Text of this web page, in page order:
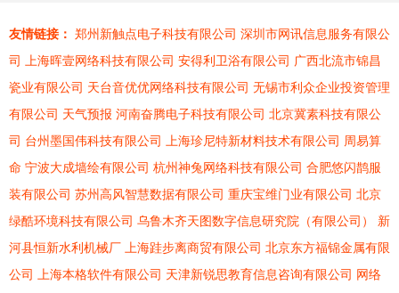
友情链接： 郑州新触点电子科技有限公司 深圳市网讯信息服务有限公
司
上海晖壹网络科技有限公司 安得利卫浴有限公司 广西北流市锦昌
瓷业有限公司 天台音优优网络科技有限公司 无锡市利众企业投资管理
有限公司 天气预报 河南奋腾电子科技有限公司 北京冀素科技有限公
司 台州墨国伟科技有限公司 上海珍尼特新材料技术有限公司 周易算
命 宁波大成墙绘有限公司 杭州神兔网络科技有限公司 合肥悠闪鹊服
装有限公司 苏州高风智慧数据有限公司 重庆宝维门业有限公司 北京
绿酷环境科技有限公司 乌鲁木齐天图数字信息研究院（有限公司）
新
河县恒新水利机械厂
上海跬步离商贸有限公司 北京东方福锦金属有限
公司
上海本格软件有限公司 天津新锐思教育信息咨询有限公司 网络